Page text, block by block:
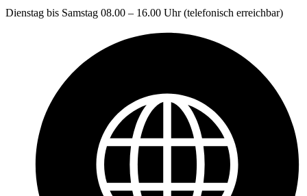
Dienstag bis Samstag 08.00 – 16.00 Uhr (telefonisch erreichbar)